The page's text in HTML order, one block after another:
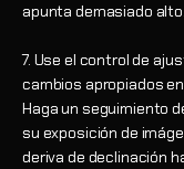
apunta demasiado alto.
7. Use el control de
cambios apropiados
Haga un seguimiento
su exposición de
deriva de declinación